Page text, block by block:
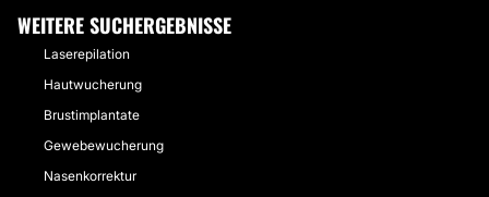
WEITERE SUCHERGEBNISSE
Laserepilation
Hautwucherung
Brustimplantate
Gewebewucherung
Nasenkorrektur